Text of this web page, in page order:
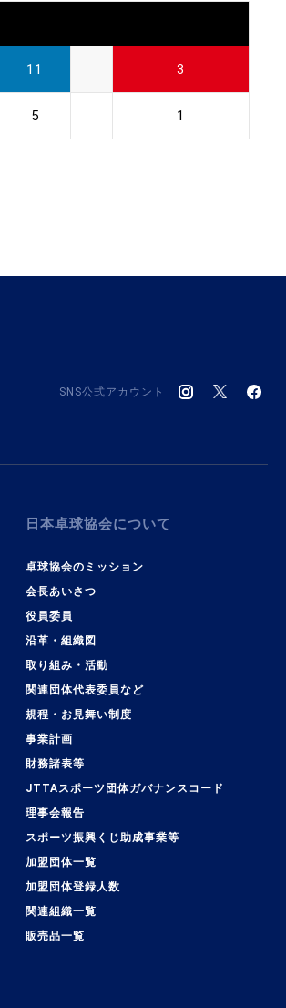
11 3
5 1
SNS公式アカウント
日本卓球協会について
卓球協会のミッション
会長あいさつ
役員委員
沿革・組織図
取り組み・活動
関連団体代表委員など
規程・お見舞い制度
事業計画
財務諸表等
JTTAスポーツ団体ガバナンスコード
理事会報告
スポーツ振興くじ助成事業等
加盟団体一覧
加盟団体登録人数
関連組織一覧
販売品一覧